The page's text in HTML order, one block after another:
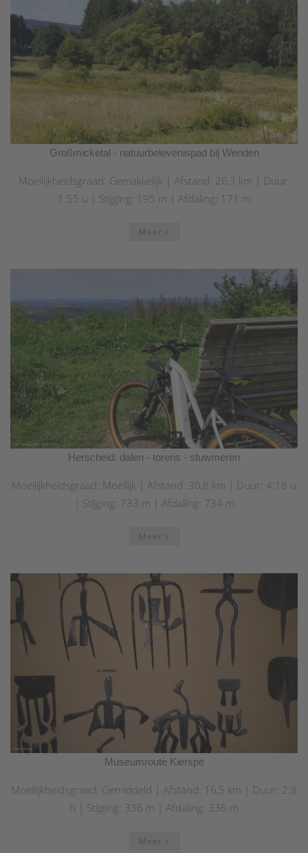
Großmicketal - natuurbelevenispad bij Wenden
Moeilijkheidsgraad: Gemakkelijk | Afstand: 26,3 km | Duur:
1:55 u | Stijging: 195 m | Afdaling: 171 m
Meer
Herscheid: dalen - torens - stuwmeren
Moeilijkheidsgraad: Moeilijk | Afstand: 30,8 km | Duur: 4:18 u
| Stijging: 733 m | Afdaling: 734 m
Meer
Museumroute Kierspe
Moeilijkheidsgraad: Gemiddeld | Afstand: 16,5 km | Duur: 2:8
h | Stijging: 336 m | Afdaling: 336 m
Meer